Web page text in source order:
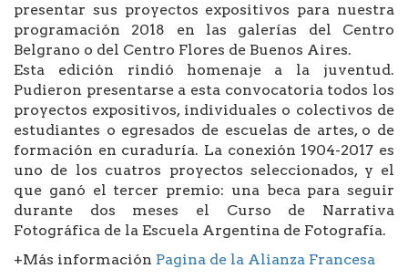
presentar sus proyectos expositivos para nuestra
programación 2018 en las galerías del Centro
Belgrano o del Centro Flores de Buenos Aires.
Esta edición rindió homenaje a la juventud.
Pudieron presentarse a esta convocatoria todos los
proyectos expositivos, individuales o colectivos de
estudiantes o egresados de escuelas de artes, o de
formación en curaduría. La conexión 1904-2017 es
uno de los cuatros proyectos seleccionados, y el
que ganó el tercer premio: una beca para seguir
durante dos meses el Curso de Narrativa
Fotográfica de la Escuela Argentina de Fotografía.
+Más información Pagina de la Alianza Francesa